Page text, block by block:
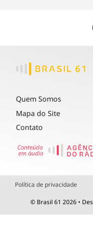
Quem Somos
Mapa do Site
Contato
Política de privacidade
© Brasil 61 2026 •